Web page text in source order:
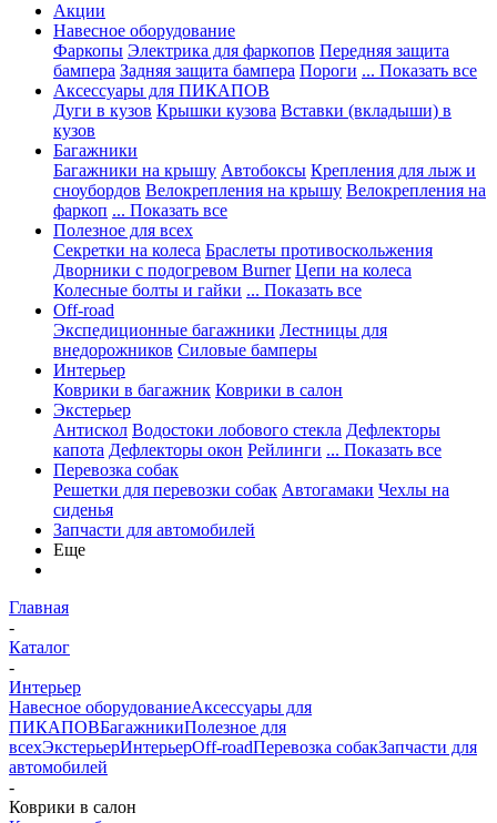
Акции
Навесное оборудование
Фаркопы Электрика для фаркопов Передняя защита
бампера Задняя защита бампера Пороги ... Показать все
Аксессуары для ПИКАПОВ
Дуги в кузов Крышки кузова Вставки (вкладыши) в
кузов
Багажники
Багажники на крышу Автобоксы Крепления для лыж и
сноубордов Велокрепления на крышу Велокрепления на
фаркоп ... Показать все
Полезное для всех
Секретки на колеса Браслеты противоскольжения
Дворники с подогревом Burner Цепи на колеса
Колесные болты и гайки ... Показать все
Off-road
Экспедиционные багажники Лестницы для
внедорожников Силовые бамперы
Интерьер
Коврики в багажник Коврики в салон
Экстерьер
Антискол Водостоки лобового стекла Дефлекторы
капота Дефлекторы окон Рейлинги ... Показать все
Перевозка собак
Решетки для перевозки собак Автогамаки Чехлы на
сиденья
Запчасти для автомобилей
Еще
Главная
-
Каталог
-
Интерьер
Навесное оборудованиеАксессуары для
ПИКАПОВБагажникиПолезное для
всехЭкстерьерИнтерьерOff-roadПеревозка собакЗапчасти для
автомобилей
-
Коврики в салон